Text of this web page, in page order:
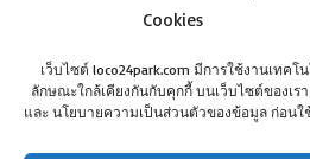
Cookies
เว็บไซต์ loco24park.com มีการใช้งานเทค
ลักษณะใกล้เคียงกันกับคุกกี้ บนเว็บไซต์ของเร
และ นโยบายความเป็นส่วนตัวของข้อมูล ก่อนใ
02-022-4680
For Customer